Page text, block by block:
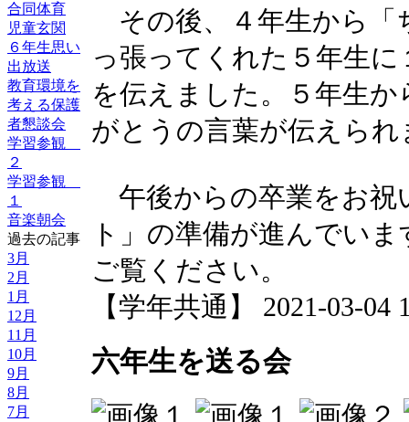
合同体育
児童玄関
６年生思い
出放送
教育環境を
考える保護
者懇談会
学習参観
２
学習参観
１
音楽朝会
過去の記事
3月
2月
1月
12月
11月
10月
9月
8月
7月
その後、４年生から「
っ張ってくれた５年生
を伝えました。５年生
がとうの言葉が伝えられ
午後からの卒業をお祝
ト」の準備が進んでい
ご覧ください。
【学年共通】 2021-03-04
六年生を送る会